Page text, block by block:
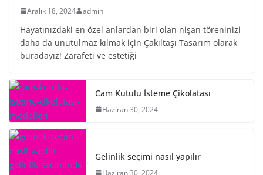
Aralık 18, 2024 admin
Hayatınızdaki en özel anlardan biri olan nişan töreninizi
daha da unutulmaz kılmak için Çakıltaşı Tasarım olarak
buradayız! Zarafeti ve estetiği
Cam Kutulu İsteme Çikolatası
Haziran 30, 2024
Gelinlik seçimi nasıl yapılır
Haziran 30, 2024